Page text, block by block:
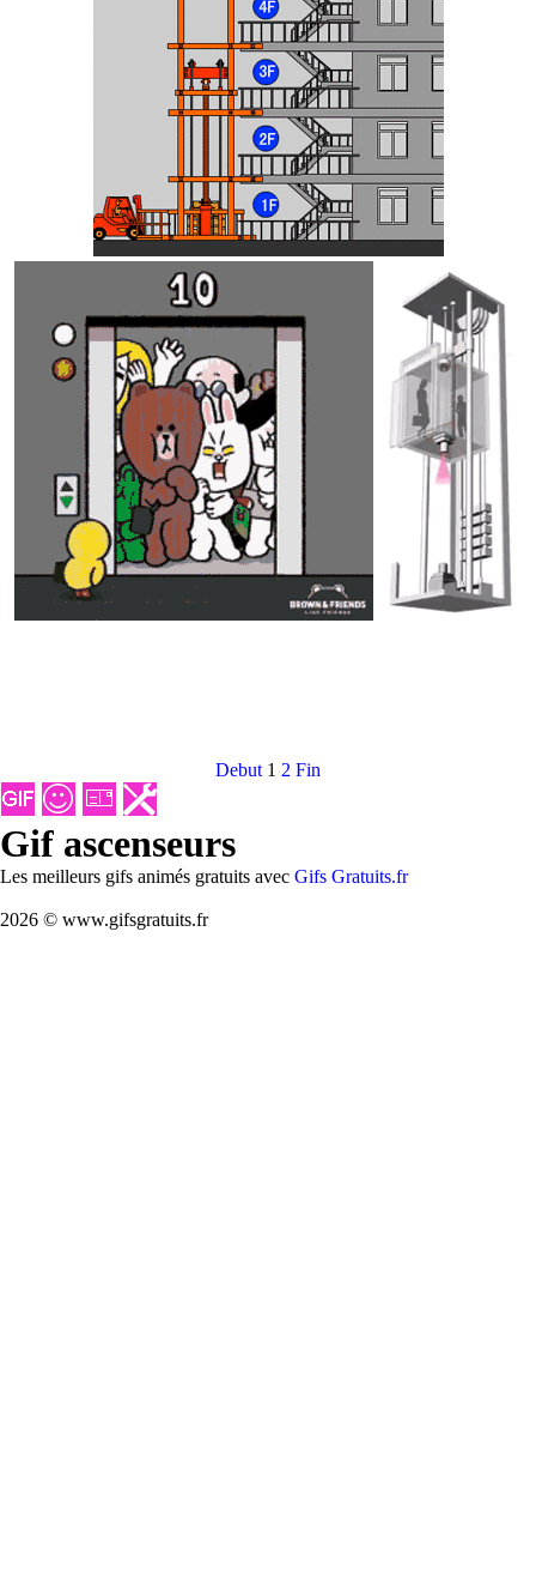
Debut 1 2 Fin
Gif ascenseurs
Les meilleurs gifs animés gratuits avec Gifs Gratuits.fr
2026 © www.gifsgratuits.fr